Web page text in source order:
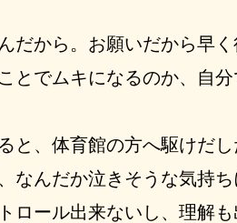
だから。お願いだから早く
でムキになるのか、自分
、体育館の方へ駆けだ
なんだか泣きそうな気持ち
ール出来ないし、理解